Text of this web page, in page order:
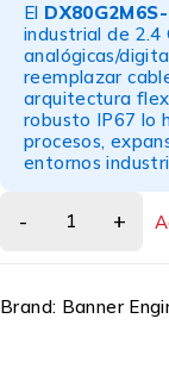
El
industrial de 2.4
analógicas/
reemplazar
arquitectura
robusto IP67 lo
procesos,
entornos
Brand: Banner